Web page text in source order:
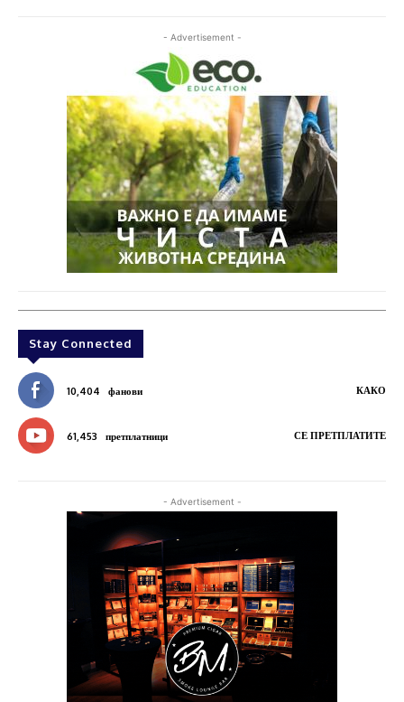
- Advertisement -
Stay Connected
10,404 фанови КАКО
61,453 претплатници СЕ ПРЕТПЛАТИТЕ
- Advertisement -